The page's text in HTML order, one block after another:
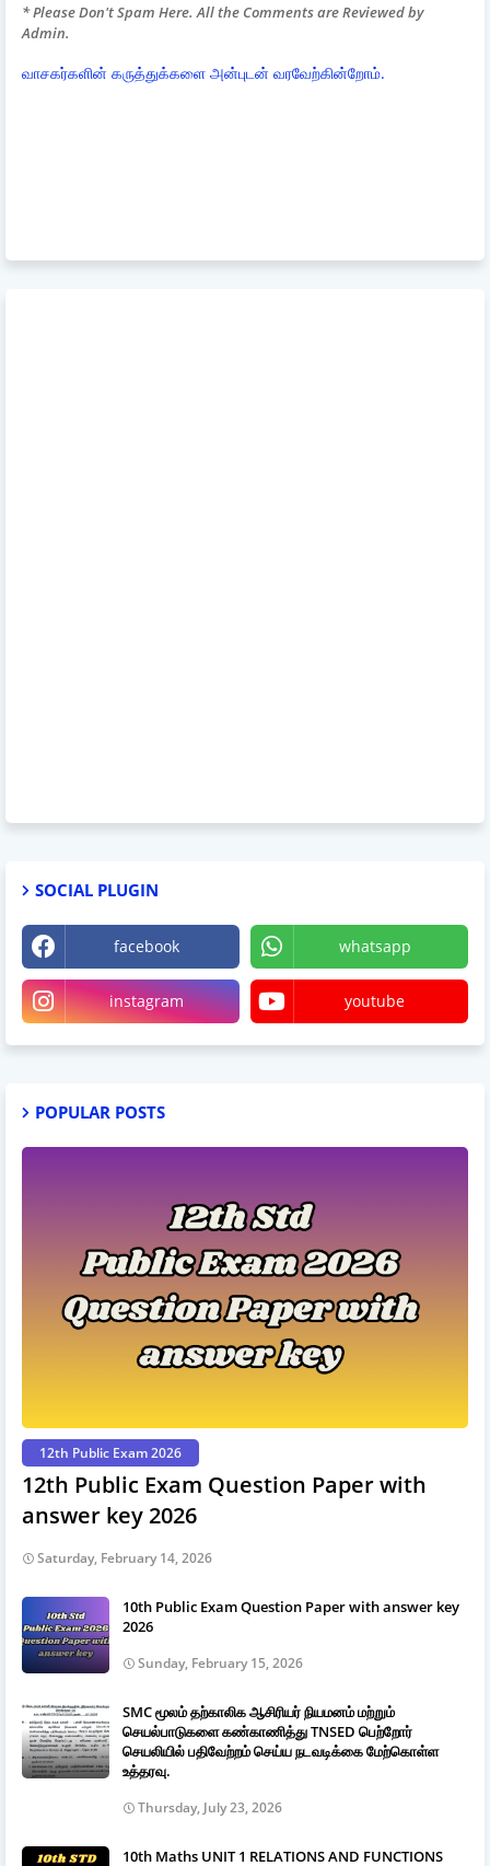
* Please Don't Spam Here. All the Comments are Reviewed by
Admin.
வாசகர்களின் கருத்துக்களை அன்புடன் வரவேற்கின்றோம்.
SOCIAL PLUGIN
facebook whatsapp
instagram youtube
POPULAR POSTS
12th Public Exam 2026
12th Public Exam Question Paper with
answer key 2026
Saturday, February 14, 2026
10th Public Exam Question Paper with answer key
2026
Sunday, February 15, 2026
SMC மூலம் தற்காலிக ஆசிரியர் நியமனம் மற்றும்
செயல்பாடுகளை கண்காணித்து TNSED பெற்றோர்
செயலியில் பதிவேற்றம் செய்ய நடவடிக்கை மேற்கொள்ள
உத்தரவு.
Thursday, July 23, 2026
10th Maths UNIT 1 RELATIONS AND FUNCTIONS